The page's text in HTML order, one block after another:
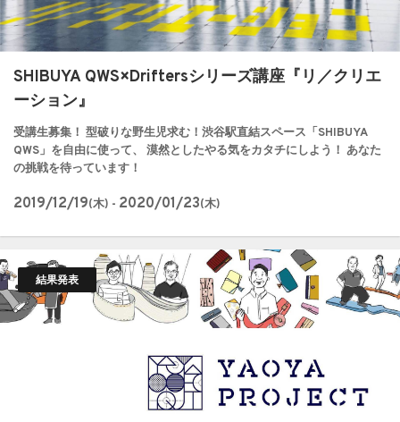
SHIBUYA QWS×Driftersシリーズ講座『リ／クリエ
ーション』
受講生募集！ 型破りな野生児求む！渋谷駅直結スペース「SHIBUYA
QWS」を自由に使って、 漠然としたやる気をカタチにしよう！ あなた
の挑戦を待っています！
2019/12/19(木) - 2020/01/23(木)
結果発表